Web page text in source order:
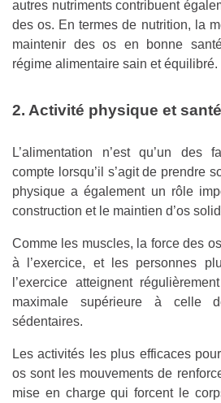
autres nutriments contribuent
des os. En termes de nutrition, la
maintenir des os en bonne
régime alimentaire sain et équilibré.
2. Activité physique et
L’alimentation n’est qu’un des
compte lorsqu’il s’agit de prendre
physique a également un rôle
construction et le maintien d’os
Comme les muscles, la force des
à l’exercice, et les personnes
l’exercice atteignent
maximale supérieure à celle
sédentaires.
Les activités les plus efficaces
os sont les mouvements de
mise en charge qui forcent le